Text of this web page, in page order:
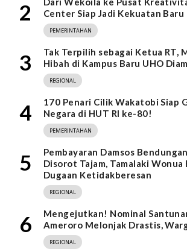
2
Center Siap Jadi Kekuatan Baru
PEMERINTAHAN
3
Tak Terpilih sebagai Ketua RT,
Hibah di Kampus Baru UHO
REGIONAL
4
170 Penari Cilik Wakatobi Siap
Negara di HUT RI ke-80!
PEMERINTAHAN
5
Pembayaran Damsos
Disorot Tajam, Tamalaki Wonua
Dugaan Ketidakberesan
REGIONAL
6
Mengejutkan! Nominal
Ameroro Melonjak Drastis,
REGIONAL